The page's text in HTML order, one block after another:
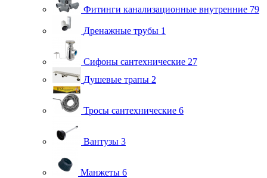
Фитинги канализационные внутренние 79
Дренажные трубы 1
Сифоны сантехнические 27
Душевые трапы 2
Тросы сантехнические 6
Вантузы 3
Манжеты 6